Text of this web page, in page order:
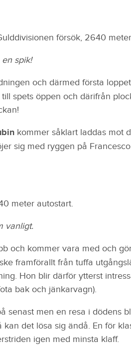
försök, 2640
spik!
och därmed första
spets öppen och därifrån
kommer såklart laddas mot
sig med ryggen på
meter autostart.
vanligt.
och kommer vara med och
framförallt från tuffa
Hon blir därför ytterst
bak och jänkarvagn).
senast men en resa i dödens
det lösa sig ändå. En för
igen med minsta klaff.